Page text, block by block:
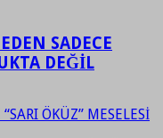
SADECE
DEĞİL